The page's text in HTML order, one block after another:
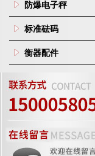
防爆电子秤
标准砝码
衡器配件